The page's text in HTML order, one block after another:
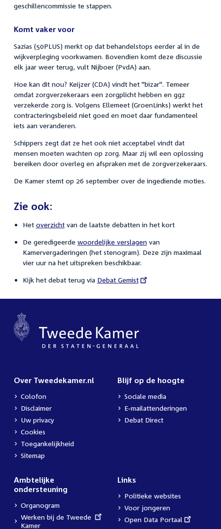
geschillencommissie te stappen.
Komt vaker voor
Sazias (50PLUS) merkt op dat behandelstops eerder al in de
wijkverpleging voorkwamen. Bovendien komt deze discussie
elk jaar weer terug, vult Nijboer (PvdA) aan.
Hoe kan dit nou? Keijzer (CDA) vindt het "bizar". Temeer
omdat zorgverzekeraars een zorgplicht hebben en ggz
verzekerde zorg is. Volgens Ellemeet (GroenLinks) werkt het
contracteringsbeleid niet goed en moet daar fundamenteel
iets aan veranderen.
Schippers zegt dat ze het ook niet acceptabel vindt dat
mensen moeten wachten op zorg. Maar zij wil een oplossing
bereiken door overleg en afspraken met de zorgverzekeraars.
De Kamer stemt op 26 september over de ingediende moties.
Zie ook:
Het overzichtvan de laatste debatten in het kort
De geredigeerde woordelijke verslagenvan
Kamervergaderingen (het stenogram). Deze zijn maximaal
vier uur na het uitspreken beschikbaar.
Kijk het debat terug via External
Debat Gemist
Over Tweedekamer.nl
Colofon
Disclaimer
Uw privacy
Cookies
Toegankelijkheid
Sitemap
Blijf op de hoogte
Sociale media
E-mailattenderingen
Debat Direct
Ambtelijke
ondersteuning
Organogram
External
link:
Werken bij de Tweede
Kamer
Links
Politieke websites
Voor jongeren
External
Open Data Portaal